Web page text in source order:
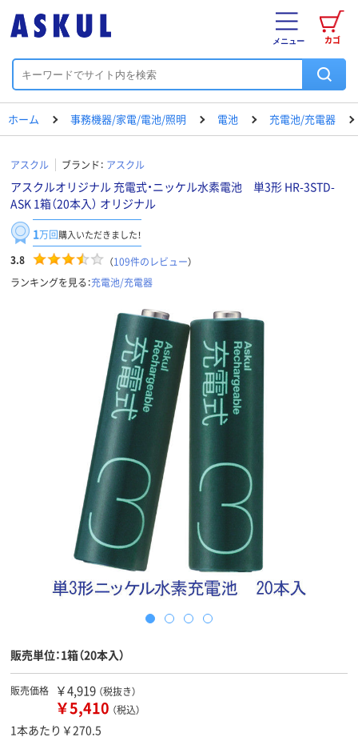
カゴ
メニュー
ホーム 事務機器/家電/電池/照明 電池 充電池/充電器
アスクル ブランド： アスクル
アスクルオリジナル 充電式・ニッケル水素電池 単3形 HR-3STD-
ASK 1箱（20本入） オリジナル
1万回購入いただきました！
3.8 （109件のレビュー）
ランキングを見る：充電池/充電器
販売単位：1箱（20本入）
販売価格 ￥4,919 （税抜き）
￥5,410 （税込）
1本あたり￥270.5